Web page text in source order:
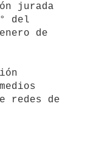
jurada
del
de
redes de